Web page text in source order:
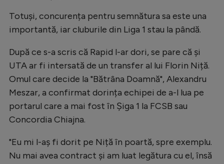
Clasamente
Tenis
Handbal
Natație
Formula 1
Gimnastică
Auto
Totuși, concurența pentru semnătura sa este una
importantă, iar cluburile din Liga 1 stau la pândă.
După ce s-a scris că Rapid l-ar dori, se pare că și
UTA ar fi intersată de un transfer al lui Florin Niță.
Omul care decide la "Bătrâna Doamnă", Alexandru
Meszar, a confirmat dorința echipei de a-l lua pe
portarul care a mai fost în Șiga 1 la FCSB sau
Concordia Chiajna.
"Eu mi l-aș fi dorit pe Niță în poartă, spre exemplu.
Nu mai avea contract și am luat legătura cu el, însă